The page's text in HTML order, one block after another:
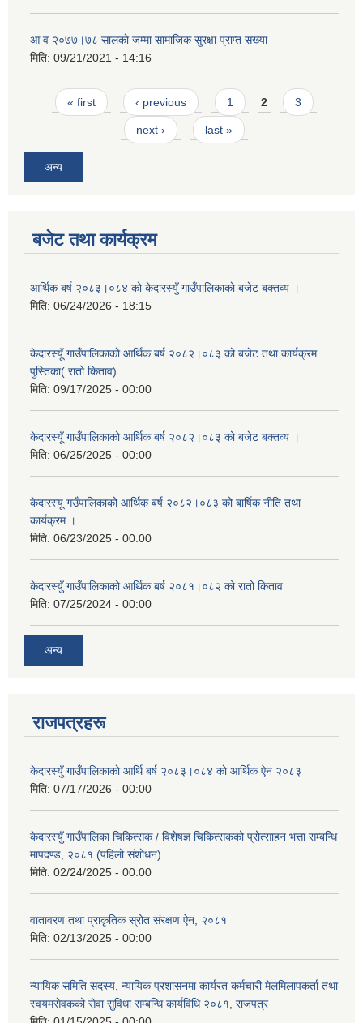
आ व २०७७।७८ सालकाे जम्मा सामाजिक सुरक्षा प्राप्त सख्या
मिति: 09/21/2021 - 14:16
Pages
« first ‹ previous 1 2 3
next › last »
अन्य
बजेट तथा कार्यक्रम
आर्थिक बर्ष २०८३।०८४ को केदारस्युँ गाउँपालिकाकाे बजेट बक्तव्य ।
मिति: 06/24/2026 - 18:15
केदारस्यूँ गाउँपालिकाकाे आर्थिक बर्ष २०८२।०८३ को बजेट तथा कार्यक्रम
पुस्तिका( रातो किताव)
मिति: 09/17/2025 - 00:00
केदारस्यूँ गाउँपालिकाको आर्थिक बर्ष २०८२।०८३ को बजेट बक्तव्य ।
मिति: 06/25/2025 - 00:00
केदारस्यू गउँपालिकाको आर्थिक बर्ष २०८२।०८३ को बार्षिक नीति तथा
कार्यक्रम ।
मिति: 06/23/2025 - 00:00
केदारस्युँ गाउँपालिकाको आर्थिक बर्ष २०८१।०८२ को रातो किताव
मिति: 07/25/2024 - 00:00
अन्य
राजपत्रहरू
केदारस्युँ गाउँपालिकाकाे आर्थि बर्ष २०८३।०८४ काे आर्थिक ऐन २०८३
मिति: 07/17/2026 - 00:00
केदारस्युँ गाउँपालिका चिकित्सक / विशेषज्ञ चिकित्सकको प्रोत्साहन भत्ता सम्बन्धि
मापदण्ड, २०८१ (पहिलो संशोधन)
मिति: 02/24/2025 - 00:00
वातावरण तथा प्राकृतिक स्रोत संरक्षण ऐन, २०८१
मिति: 02/13/2025 - 00:00
न्यायिक समिति सदस्य, न्यायिक प्रशासनमा कार्यरत कर्मचारी मेलमिलापकर्ता तथा
स्वयमसेवकको सेवा सुविधा सम्बन्धि कार्यविधि २०८१, राजपत्र